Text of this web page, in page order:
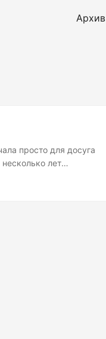
Архив
просто для досуга
лет
около 250-ти.